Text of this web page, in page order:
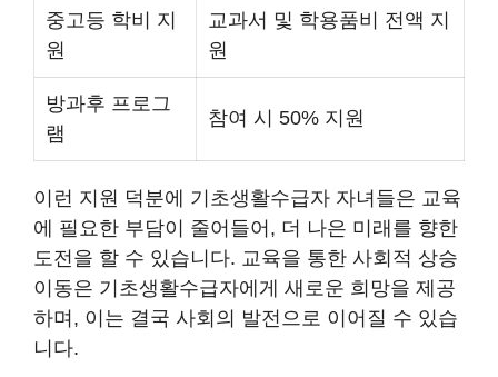
중고등 학비 지
원
교과서 및 학용품비 전액 지
원
방과후 프로그
램
참여 시 50% 지원
이런 지원 덕분에 기초생활수급자 자녀들은 교육
에 필요한 부담이 줄어들어, 더 나은 미래를 향한
도전을 할 수 있습니다. 교육을 통한 사회적 상승
이동은 기초생활수급자에게 새로운 희망을 제공
하며, 이는 결국 사회의 발전으로 이어질 수 있습
니다.